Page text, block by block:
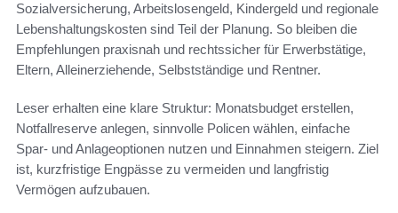
Sozialversicherung, Arbeitslosengeld, Kindergeld und regionale
Lebenshaltungskosten sind Teil der Planung. So bleiben die
Empfehlungen praxisnah und rechtssicher für Erwerbstätige,
Eltern, Alleinerziehende, Selbstständige und Rentner.
Leser erhalten eine klare Struktur: Monatsbudget erstellen,
Notfallreserve anlegen, sinnvolle Policen wählen, einfache
Spar- und Anlageoptionen nutzen und Einnahmen steigern. Ziel
ist, kurzfristige Engpässe zu vermeiden und langfristig
Vermögen aufzubauen.